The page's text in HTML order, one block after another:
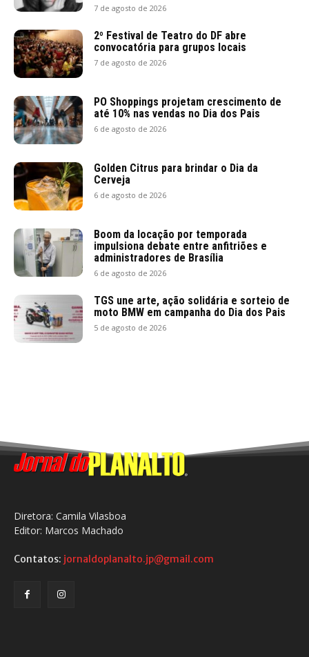
7 de agosto de 2026
2º Festival de Teatro do DF abre
convocatória para grupos locais
7 de agosto de 2026
PO Shoppings projetam crescimento de
até 10% nas vendas no Dia dos Pais
6 de agosto de 2026
Golden Citrus para brindar o Dia da
Cerveja
6 de agosto de 2026
Boom da locação por temporada
impulsiona debate entre anfitriões e
administradores de Brasília
6 de agosto de 2026
TGS une arte, ação solidária e sorteio de
moto BMW em campanha do Dia dos Pais
5 de agosto de 2026
Diretora: Camila Vilasboa
Editor: Marcos Machado
Contatos: jornaldoplanalto.jp@gmail.com